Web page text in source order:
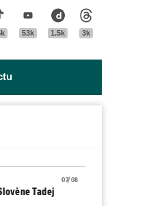
Tik Tok Youtube
53k
Dailymotion
1.5k 3k
07/08
Tadej